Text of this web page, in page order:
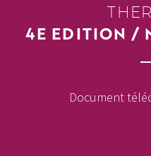
4E EDITION /
Document